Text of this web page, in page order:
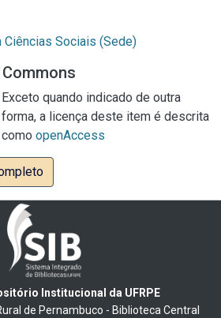
Ciências Sociais (Sede)
Exceto quando indicado de outra
forma, a licença deste item é descrita
como openAccess
Institucional da UFRPE
de Pernambuco - Biblioteca Central